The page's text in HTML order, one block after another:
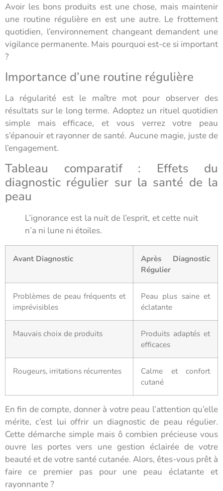
Avoir les bons produits est une chose, mais maintenir
une routine régulière en est une autre. Le frottement
quotidien, l’environnement changeant demandent une
vigilance permanente. Mais pourquoi est-ce si important
?
Importance d’une routine régulière
La régularité est le maître mot pour observer des
résultats sur le long terme. Adoptez un rituel quotidien
simple mais efficace, et vous verrez votre peau
s’épanouir et rayonner de santé. Aucune magie, juste de
l’engagement.
Tableau comparatif : Effets du
diagnostic régulier sur la santé de la
peau
L’ignorance est la nuit de l’esprit, et cette nuit
n’a ni lune ni étoiles.
Avant Diagnostic
Après Diagnostic
Régulier
Problèmes de peau fréquents et
imprévisibles
Peau plus saine et
éclatante
Mauvais choix de produits
Produits adaptés et
efficaces
Rougeurs, irritations récurrentes
Calme et confort
cutané
En fin de compte, donner à votre peau l’attention qu’elle
mérite, c’est lui offrir un diagnostic de peau régulier.
Cette démarche simple mais ô combien précieuse vous
ouvre les portes vers une gestion éclairée de votre
beauté et de votre santé cutanée. Alors, êtes-vous prêt à
faire ce premier pas pour une peau éclatante et
rayonnante ?